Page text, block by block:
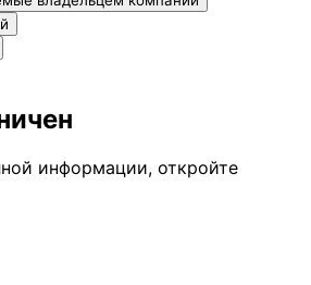
информации, откройте